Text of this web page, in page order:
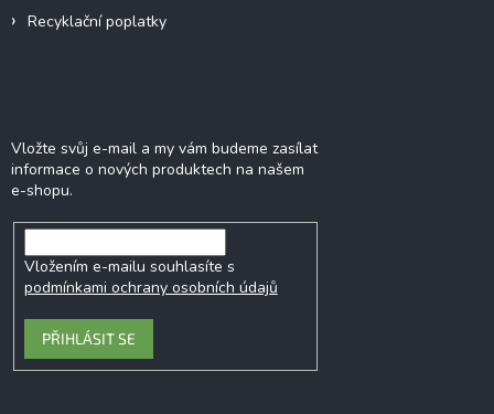
Recyklační poplatky
Vložte svůj e-mail a my vám budeme zasílat
informace o nových produktech na našem
e-shopu.
Vložením e-mailu souhlasíte s
podmínkami ochrany osobních údajů
PŘIHLÁSIT SE